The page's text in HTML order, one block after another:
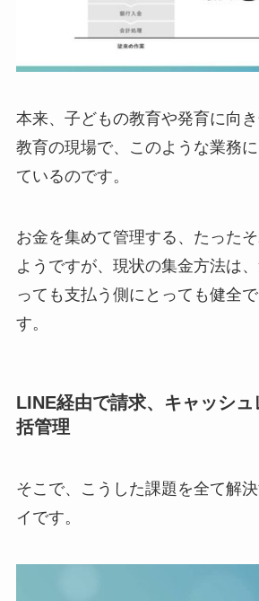
本来、子どもの教育や発育に向
教育の現場で、このような業務
ているのです。
お金を集めて管理する、たった
ようですが、現状の集金方法は
っても支払う側にとっても健全
す。
LINE経由で請求、キャッシ
括管理
そこで、こうした課題を全て解
イです。